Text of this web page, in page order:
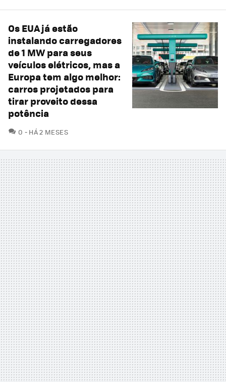
Os EUA já estão
instalando carregadores
de 1 MW para seus
veículos elétricos, mas a
Europa tem algo melhor:
carros projetados para
tirar proveito dessa
potência
0 COMENTÁRIOS
HÁ 2 MESES